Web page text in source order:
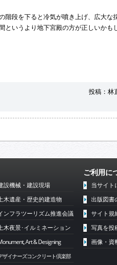
階段を下ると冷気が噴き上げ、広大な
というより地下宮殿の方が正しいかも
投稿：林
設機械・建設現場
木遺産・歴史的建造物
ンフラツーリズム推進会議
木夜景･イルミネーション
Art & Designing
ザイナーズコンクリート倶楽部
ご利用に
当サイト
出版図書
サイト規
写真を投
画像・資